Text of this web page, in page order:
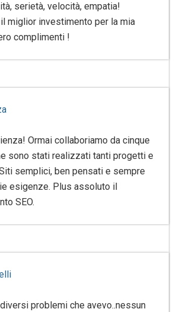
serietà, velocità, empatia!
miglior investimento per la mia
complimenti !
Ormai collaboriamo da cinque
sono stati realizzati tanti progetti e
semplici, ben pensati e sempre
esigenze. Plus assoluto il
SEO.
problemi che avevo..nessun